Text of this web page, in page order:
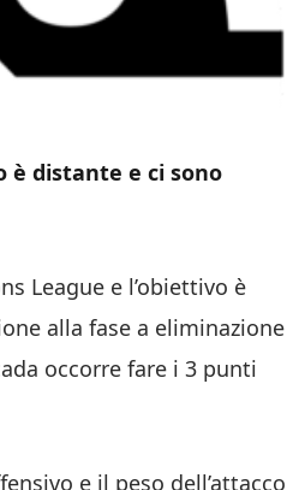
è distante e ci sono
League e l’obiettivo è
alla fase a eliminazione
occorre fare i 3 punti
e il peso dell’attacco